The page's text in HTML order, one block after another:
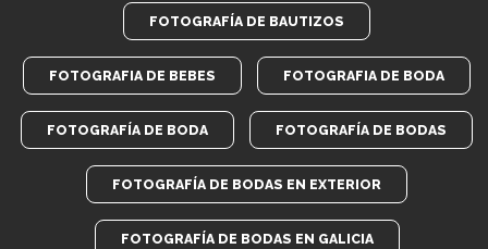
FOTOGRAFÍA DE BAUTIZOS
FOTOGRAFIA DE BEBES FOTOGRAFIA DE BODA
FOTOGRAFÍA DE BODA FOTOGRAFÍA DE BODAS
FOTOGRAFÍA DE BODAS EN EXTERIOR
FOTOGRAFÍA DE BODAS EN GALICIA